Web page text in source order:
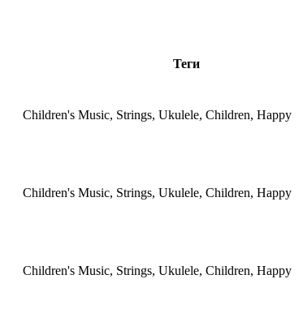
Теги
Children's Music, Strings, Ukulele, Children, Happy
Children's Music, Strings, Ukulele, Children, Happy
Children's Music, Strings, Ukulele, Children, Happy